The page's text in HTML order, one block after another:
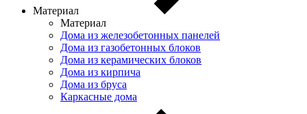
Материал
Материал
Дома из железобетонных панелей
Дома из газобетонных блоков
Дома из керамических блоков
Дома из кирпича
Дома из бруса
Каркасные дома